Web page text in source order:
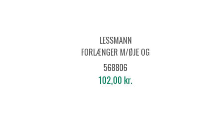
LESSMANN
FORLÆNGER M/ØJE OG
GEVIND 1000 MM UDV.
M10
568806
102,00 kr.